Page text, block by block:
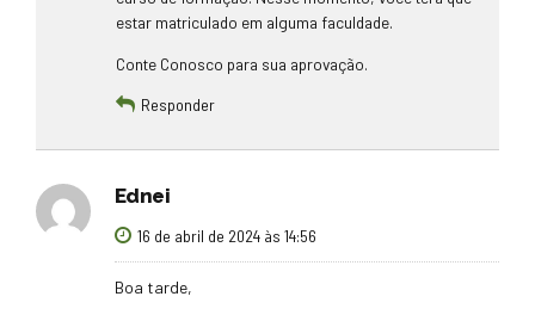
estar matriculado em alguma faculdade.
Conte Conosco para sua aprovação.
Responder
Ednei
16 de abril de 2024 às 14:56
Boa tarde,